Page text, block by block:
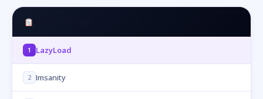
1 LazyLoad
2 Imsanity